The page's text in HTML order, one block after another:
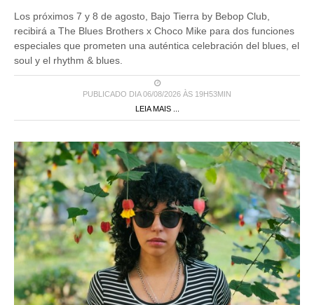
Los próximos 7 y 8 de agosto, Bajo Tierra by Bebop Club,
recibirá a The Blues Brothers x Choco Mike para dos funciones
especiales que prometen una auténtica celebración del blues, el
soul y el rhythm & blues.
PUBLICADO DIA 06/08/2026 ÀS 19H53MIN
LEIA MAIS ...